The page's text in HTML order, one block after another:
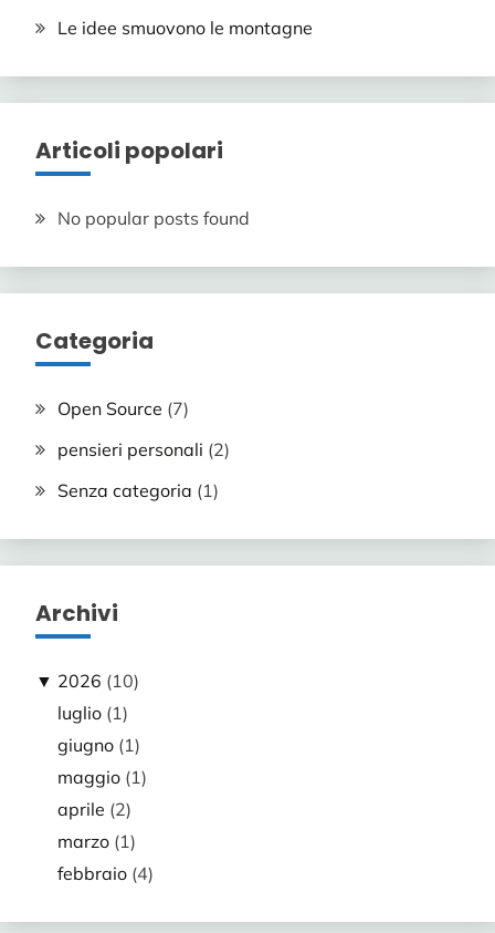
Le idee smuovono le montagne
Articoli popolari
No popular posts found
Categoria
Open Source (7)
pensieri personali (2)
Senza categoria (1)
Archivi
▼ 2026 (10)
luglio (1)
giugno (1)
maggio (1)
aprile (2)
marzo (1)
febbraio (4)